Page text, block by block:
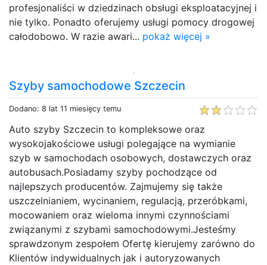
profesjonaliści w dziedzinach obsługi eksploatacyjnej i
nie tylko. Ponadto oferujemy usługi pomocy drogowej
całodobowo. W razie awari... pokaż więcej »
Szyby samochodowe Szczecin
Dodano: 8 lat 11 miesięcy temu
Auto szyby Szczecin to kompleksowe oraz
wysokojakościowe usługi polegające na wymianie
szyb w samochodach osobowych, dostawczych oraz
autobusach.Posiadamy szyby pochodzące od
najlepszych producentów. Zajmujemy się także
uszczelnianiem, wycinaniem, regulacją, przeróbkami,
mocowaniem oraz wieloma innymi czynnościami
związanymi z szybami samochodowymi.Jesteśmy
sprawdzonym zespołem Ofertę kierujemy zarówno do
Klientów indywidualnych jak i autoryzowanych